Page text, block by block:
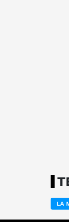
LA